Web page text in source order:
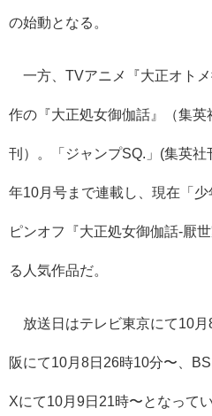
の始動となる。
一方、TVアニメ『大正オト
作の『大正処女御伽話』（集英
刊）。「ジャンプSQ.」(集英
年10月号まで連載し、現在「
ピンオフ『大正処女御伽話-厭
る人気作品だ。
放送日はテレビ東京にて10月
阪にて10月8日26時10分〜、
Xにて10月9日21時〜となってい